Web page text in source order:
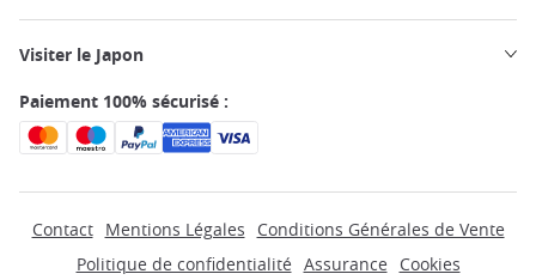
Visiter le Japon
Paiement 100% sécurisé :
Contact Mentions Légales
Conditions Générales de Vente
Politique de confidentialité Assurance Cookies